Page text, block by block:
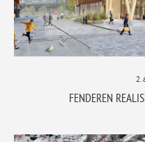
2.
FENDEREN